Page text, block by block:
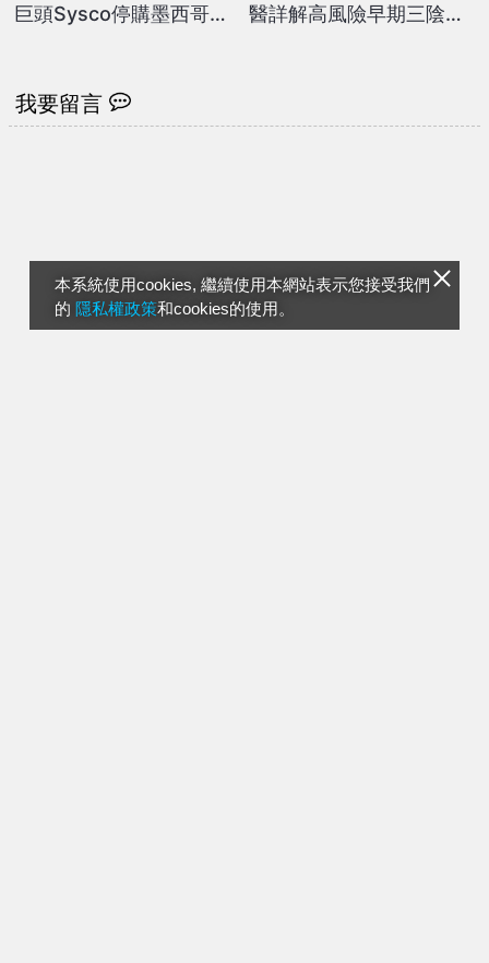
本系統使用cookies, 繼續使用本網站表示您接受我們
的 隱私權政策和cookies的使用。
巨頭Sysco停購墨西哥美
醫詳解高風險早期三陰性
我要留言